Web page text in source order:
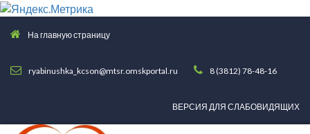
На главную страницу
ryabinushka_kcson@mtsr.omskportal.ru 8 (3812) 78-48-16
ВЕРСИЯ ДЛЯ СЛАБОВИДЯЩИХ